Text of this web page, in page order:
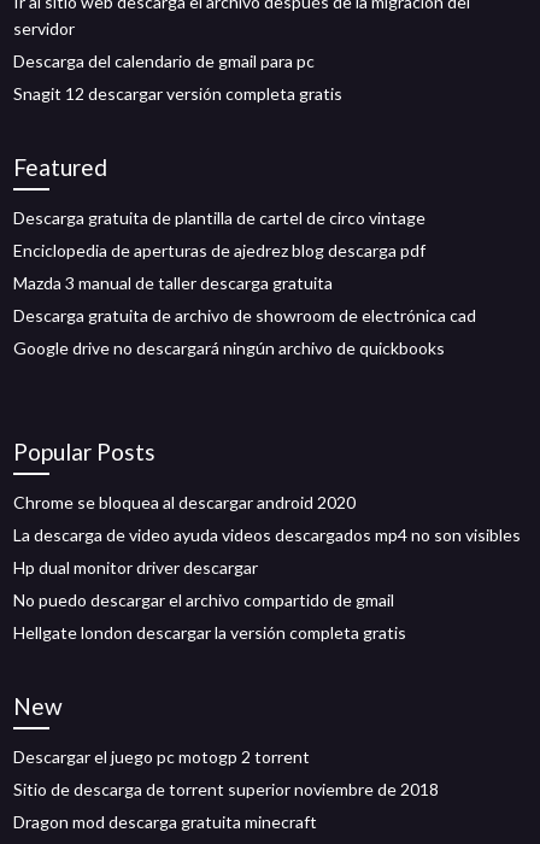
servidor
Descarga del calendario de gmail para pc
Snagit 12 descargar versión completa gratis
Featured
Descarga gratuita de plantilla de cartel de circo vintage
Enciclopedia de aperturas de ajedrez blog descarga pdf
Mazda 3 manual de taller descarga gratuita
Descarga gratuita de archivo de showroom de electrónica cad
Google drive no descargará ningún archivo de quickbooks
Popular Posts
Chrome se bloquea al descargar android 2020
La descarga de video ayuda videos descargados mp4 no son visibles
Hp dual monitor driver descargar
No puedo descargar el archivo compartido de gmail
Hellgate london descargar la versión completa gratis
New
Descargar el juego pc motogp 2 torrent
Sitio de descarga de torrent superior noviembre de 2018
Dragon mod descarga gratuita minecraft